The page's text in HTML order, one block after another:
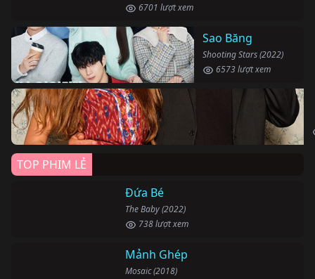
6701 lượt xem
Sao Băng
Shooting Stars (2022)
6573 lượt xem
TOP PHIM LẺ
Đứa Bé
The Baby (2022)
738 lượt xem
Mảnh Ghép
Mosaic (2018)